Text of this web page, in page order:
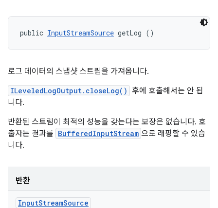
public InputStreamSource getLog ()
로그 데이터의 스냅샷 스트림을 가져옵니다.
ILeveledLogOutput.closeLog()
후에 호출해서는 안 됩
니다.
반환된 스트림이 최적의 성능을 갖는다는 보장은 없습니다. 호
출자는 결과를 BufferedInputStream 으로 래핑할 수 있습
니다.
반환
InputStreamSource